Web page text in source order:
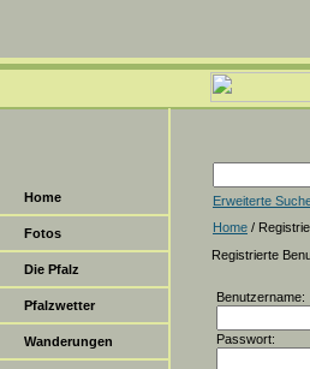
Home
Fotos
Die Pfalz
Pfalzwetter
Wanderungen
Erweiterte
Home /
Registrierte
Benutzername:
Passwort: